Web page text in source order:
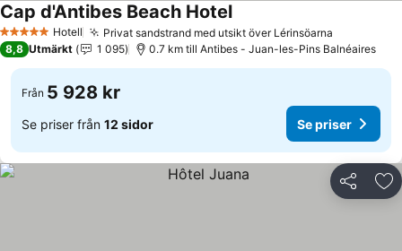
5 Stjärnor Hotell Privat sandstrand med utsikt över Lérinsöarna
Cap d'Antibes Beach HotelSe priser
8,8 Utmärkt 1 095 0.7 km till Antibes - Juan-les-Pins Balnéaires
Från 5 928 kr
Se priser från 12 sidor Se priser
Dela